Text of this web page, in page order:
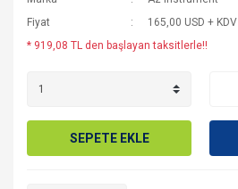
Fiyat
165,00 USD + KDV
* 919,08 TL den başlayan taksitlerle!!
SEPETE EKLE